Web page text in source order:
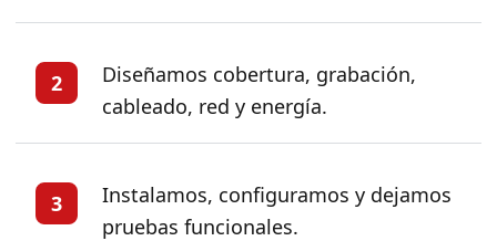
2
Diseñamos cobertura, grabación,
cableado, red y energía.
3
Instalamos, configuramos y dejamos
pruebas funcionales.